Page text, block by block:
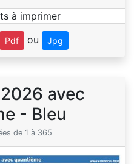
Pdf ou Jpg
avec
- Bleu
de 1 à 365